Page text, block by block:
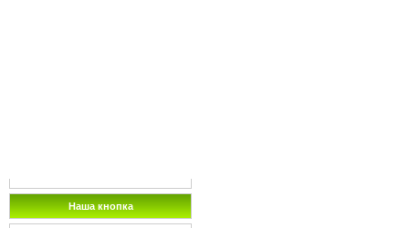
Наша кнопка